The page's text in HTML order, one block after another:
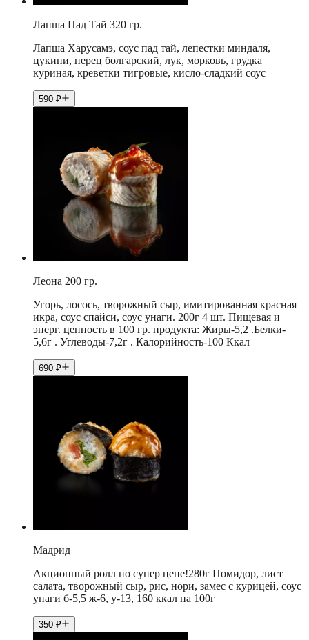
Лапша Пад Тай 320 гр.
Лапша Харусамэ, соус пад тай, лепестки миндаля,
цукини, перец болгарский, лук, морковь, грудка
куриная, креветки тигровые, кисло-сладкий соус
590 ₽
Леона 200 гр.
Угорь, лосось, творожный сыр, имитированная красная
икра, соус спайси, соус унаги. 200г 4 шт. Пищевая и
энерг. ценность в 100 гр. продукта: Жиры-5,2 .Белки-
5,6г . Углеводы-7,2г . Калорийность-100 Ккал
690 ₽
Мадрид
Акционный ролл по супер цене!280г Помидор, лист
салата, творожный сыр, рис, нори, замес с курицей, соус
унаги б-5,5 ж-6, у-13, 160 ккал на 100г
350 ₽